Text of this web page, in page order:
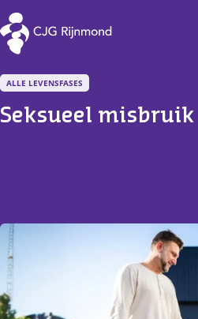
CJG Rijnmond
ALLE LEVENSFASES
Seksueel misbruik